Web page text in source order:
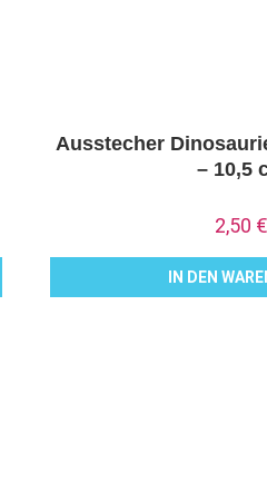
Ausstecher
– 10,5
2,50 €
IN DEN